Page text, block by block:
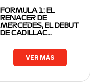
FORMULA 1: EL
RENACER DE
MERCEDES, EL DEBUT
DE CADILLAC…
VER MÁS